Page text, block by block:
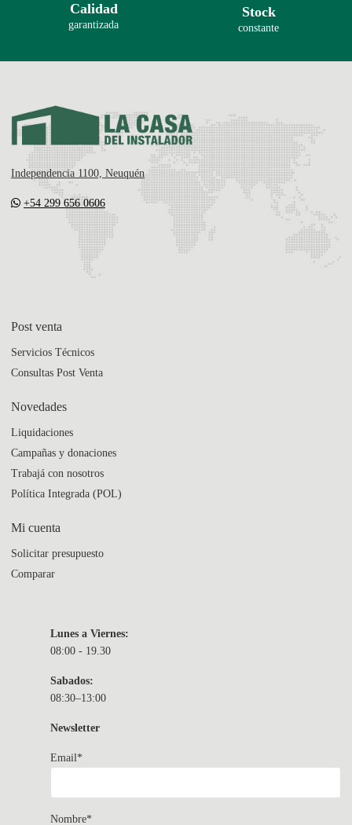
Calidad
garantizada
Stock
constante
Independencia 1100, Neuquén
+54 299 656 0606
Post venta
Servicios Técnicos
Consultas Post Venta
Novedades
Liquidaciones
Campañas y donaciones
Trabajá con nosotros
Política Integrada (POL)
Mi cuenta
Solicitar presupuesto
Comparar
Lunes a Viernes:
08:00 - 19.30
Sabados:
08:30–13:00
Newsletter
Email*
Nombre*